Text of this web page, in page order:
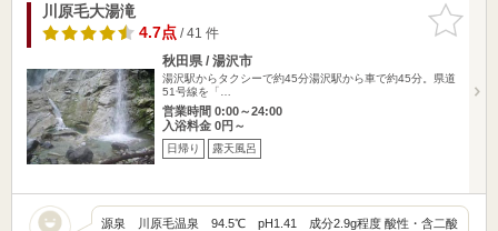
お気に入
りに追加
川原毛大湯滝
4.7点/ 41 件
秋田県 / 湯沢市
湯沢駅からタクシーで約45分湯沢駅から車で約45分。県道
51号線を「…
営業時間 0:00～24:00
入浴料金 0円～
日帰り 露天風呂
源泉 川原毛温泉 94.5℃ pH1.41 成分2.9g程度 酸性・含二酸